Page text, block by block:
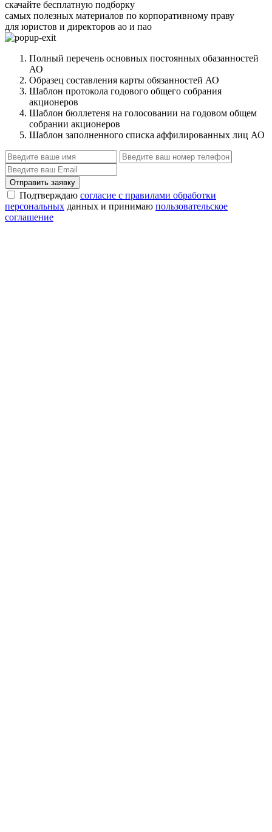
скачайте бесплатную подборку
самых полезных материалов по корпоративному праву
для юристов и директоров ао и пао
Полный перечень основных постоянных обазанностей
АО
Образец составления карты обязанностей АО
Шаблон протокола годового общего собрания
акционеров
Шаблон бюллетеня на голосовании на годовом общем
собрании акционеров
Шаблон заполненного списка аффилированных лиц АО
Отправить заявку
Подтверждаю согласие с правилами обработки
персональных данных и принимаю пользовательское
соглашение